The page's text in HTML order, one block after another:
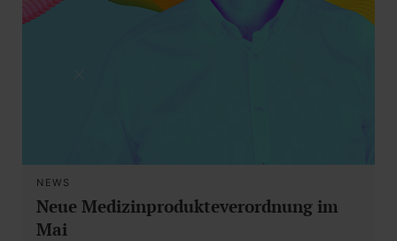
NEWS
Neue Medizinprodukteverordnung im
Mai